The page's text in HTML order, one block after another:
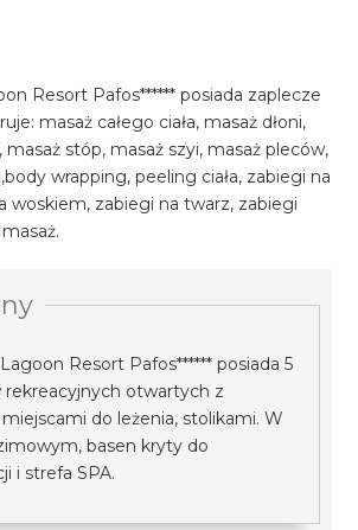
Resort Pafos****** posiada zaplecze
masaż całego ciała, masaż dłoni,
masaż stóp, masaż szyi, masaż pleców,
wrapping, peeling ciała, zabiegi na
woskiem, zabiegi na twarz, zabiegi
Resort Pafos****** posiada 5
rekreacyjnych otwartych z
do leżenia, stolikami. W
basen kryty do
i strefa SPA.